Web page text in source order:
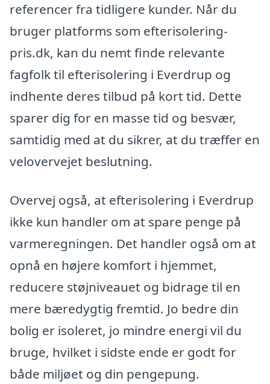
referencer fra tidligere kunder. Når du
bruger platforms som efterisolering-
pris.dk, kan du nemt finde relevante
fagfolk til efterisolering i Everdrup og
indhente deres tilbud på kort tid. Dette
sparer dig for en masse tid og besvær,
samtidig med at du sikrer, at du træffer en
velovervejet beslutning.
Overvej også, at efterisolering i Everdrup
ikke kun handler om at spare penge på
varmeregningen. Det handler også om at
opnå en højere komfort i hjemmet,
reducere støjniveauet og bidrage til en
mere bæredygtig fremtid. Jo bedre din
bolig er isoleret, jo mindre energi vil du
bruge, hvilket i sidste ende er godt for
både miljøet og din pengepung.